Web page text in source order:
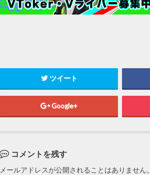
ツイート
Google+
コメントを残す
メールアドレスが公開されることはありません。